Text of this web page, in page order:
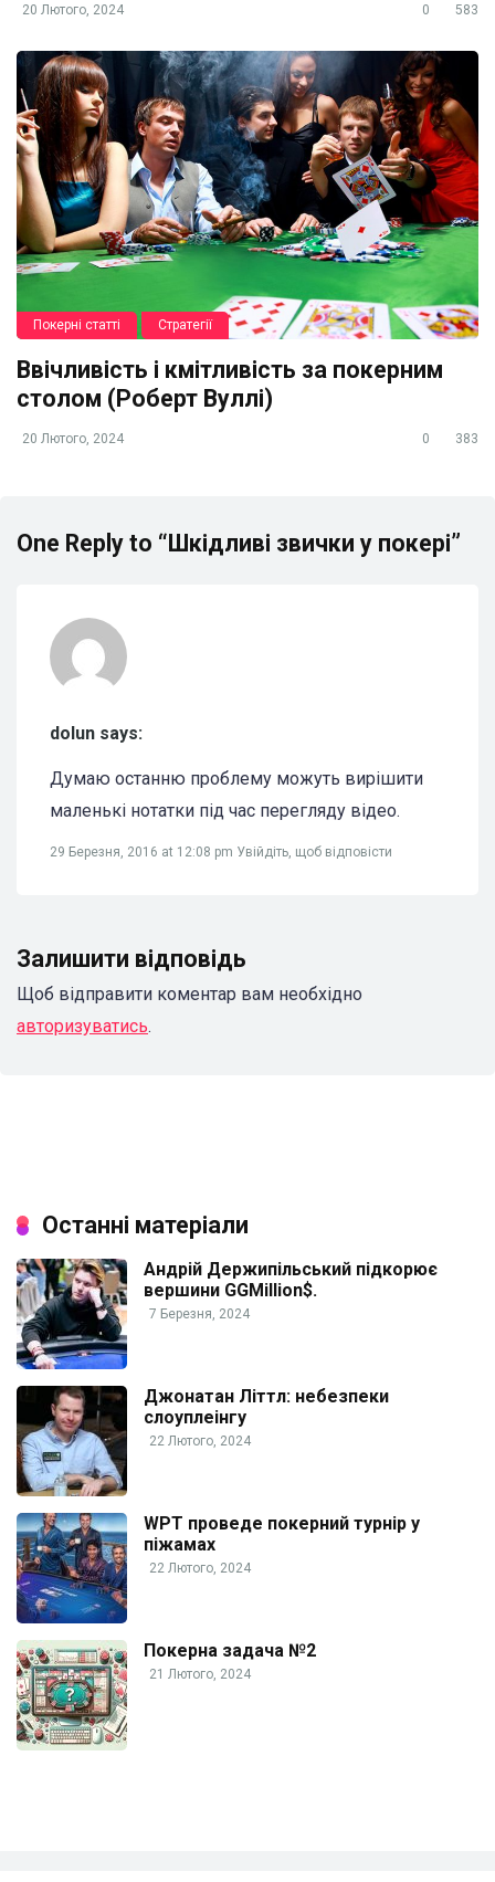
20 Лютого, 2024 0 583
Покерні статті Стратегії
Ввічливість і кмітливість за покерним
столом (Роберт Вуллі)
20 Лютого, 2024 0 383
One Reply to “Шкідливі звички у покері”
dolun says:
Думаю останню проблему можуть вирішити
маленькі нотатки під час перегляду відео.
29 Березня, 2016 at 12:08 pm Увійдіть, щоб відповісти
Залишити відповідь
Щоб відправити коментар вам необхідно
авторизуватись.
Останні матеріали
Андрій Держипільський підкорює
вершини GGMillion$.
7 Березня, 2024
Джонатан Літтл: небезпеки
слоуплеінгу
22 Лютого, 2024
WPT проведе покерний турнір у
піжамах
22 Лютого, 2024
Покерна задача №2
21 Лютого, 2024